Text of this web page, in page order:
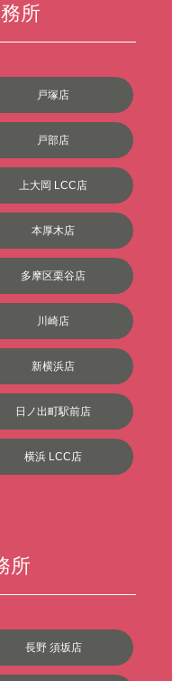
所
戸塚店
戸部店
上大岡 LCC店
本厚木店
多摩区栗谷店
川崎店
新横浜店
日ノ出町駅前店
横浜 LCC店
所
長野 須坂店